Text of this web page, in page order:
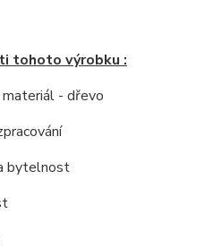
tohoto výrobku :
materiál - dřevo
bytelnost